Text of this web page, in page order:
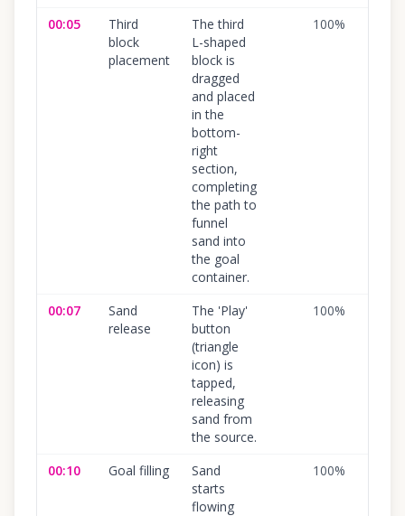
00:05
Third
block
placement
The third
L-shaped
block is
dragged
and placed
in the
bottom-
right
section,
completing
the path to
funnel
sand into
the goal
container.
100%
00:07
Sand
release
The 'Play'
button
(triangle
icon) is
tapped,
releasing
sand from
the source.
100%
00:10 Goal filling
Sand
starts
flowing
100%